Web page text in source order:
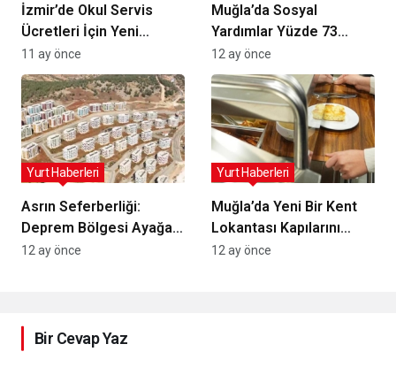
İzmir’de Okul Servis
Ücretleri İçin Yeni
Hesaplama Web Sitesi
Hizmete Girdi
11 ay önce
Muğla’da Sosyal
Yardımlar Yüzde 73
Artışla Desteklere
Yansıdı
12 ay önce
Asrın Seferberliği:
Deprem Bölgesi Ayağa
Kalkıyor!
Yurt Haberleri
12 ay önce
Muğla’da Yeni Bir Kent
Lokantası Kapılarını
Açıyor!
Yurt Haberleri
12 ay önce
Bir Cevap Yaz